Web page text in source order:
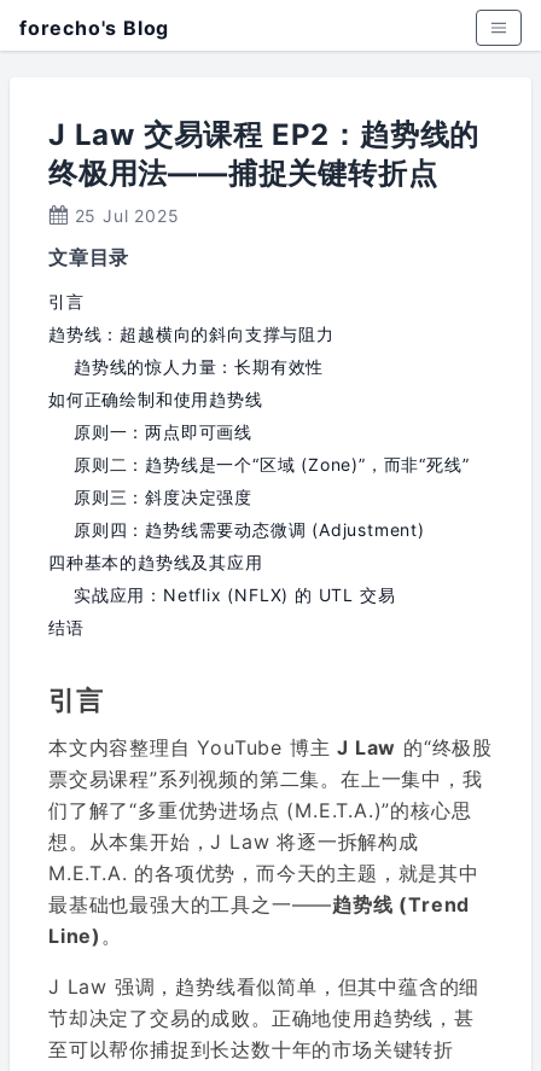
forecho's Blog
J Law 交易课程 EP2：趋势线的
终极用法——捕捉关键转折点
25 Jul 2025
文章目录
引言
趋势线：超越横向的斜向支撑与阻力
趋势线的惊人力量：长期有效性
如何正确绘制和使用趋势线
原则一：两点即可画线
原则二：趋势线是一个“区域 (Zone)”，而非“死线”
原则三：斜度决定强度
原则四：趋势线需要动态微调 (Adjustment)
四种基本的趋势线及其应用
实战应用：Netflix (NFLX) 的 UTL 交易
结语
引言
本文内容整理自 YouTube 博主J Law 的“终极股
票交易课程”系列视频的第二集。在上一集中，我
们了解了“多重优势进场点 (M.E.T.A.)”的核心思
想。从本集开始，J Law 将逐一拆解构成
M.E.T.A. 的各项优势，而今天的主题，就是其中
最基础也最强大的工具之一——趋势线 (Trend
Line) 。
J Law 强调，趋势线看似简单，但其中蕴含的细
节却决定了交易的成败。正确地使用趋势线，甚
至可以帮你捕捉到长达数十年的市场关键转折